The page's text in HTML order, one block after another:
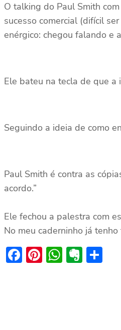
O talking do Paul Smith
sucesso comercial (difícil
enérgico: chegou falando e
Ele bateu na tecla de que a
Seguindo a ideia de como
Paul Smith é contra as
acordo.”
Ele fechou a palestra com
No meu caderninho já
Facebook
Pinterest